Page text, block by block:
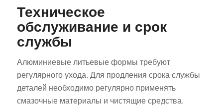
Техническое
обслуживание и срок
службы
Алюминиевые литьевые формы требуют
регулярного ухода. Для продления срока службы
деталей необходимо регулярно применять
смазочные материалы и чистящие средства.